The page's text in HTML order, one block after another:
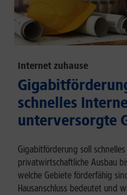
Internet zuhause
schnelles
unterversorgte
Gigabitförderung soll
privatwirtschaftliche Ausbau
welche Gebiete förderfähig
Hausanschluss bedeutet und